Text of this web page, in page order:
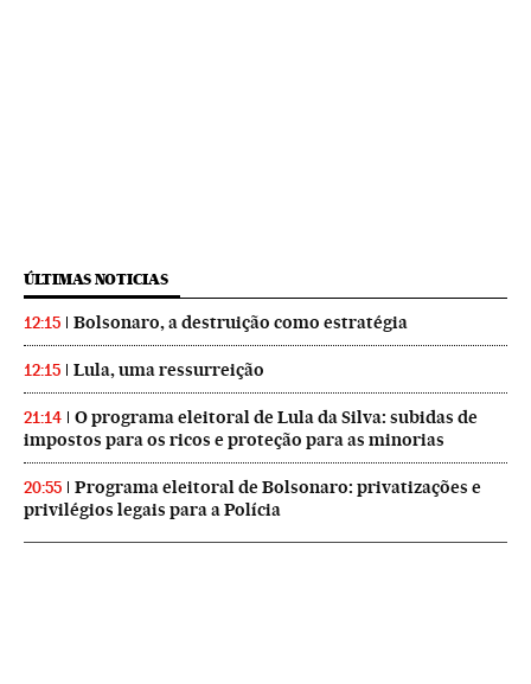
ÚLTIMAS NOTICIAS
12:15 Bolsonaro, a destruição como estratégia
12:15 Lula, uma ressurreição
21:14
O programa eleitoral de Lula da Silva: subidas de
impostos para os ricos e proteção para as minorias
20:55
Programa eleitoral de Bolsonaro: privatizações e
privilégios legais para a Polícia